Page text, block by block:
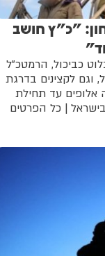
"כ"ץ חושב
כביכול, הרמטכ"ל
וגם לקצינים בדרגת
אלופים עד תחילת